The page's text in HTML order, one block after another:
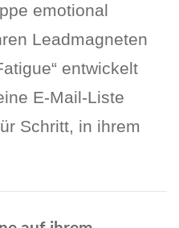
emotional
Leadmagneten
entwickelt
E-Mail-Liste
Schritt, in ihrem